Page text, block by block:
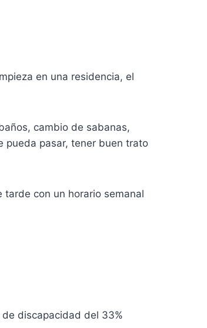
en una residencia, el
cambio de sabanas,
pueda pasar, tener buen trato
con un horario semanal
discapacidad del 33%